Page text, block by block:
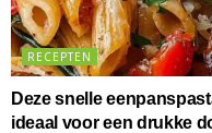
RECEPTEN
Deze snelle
ideaal voor een drukke